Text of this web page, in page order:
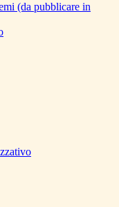
(da pubblicare in